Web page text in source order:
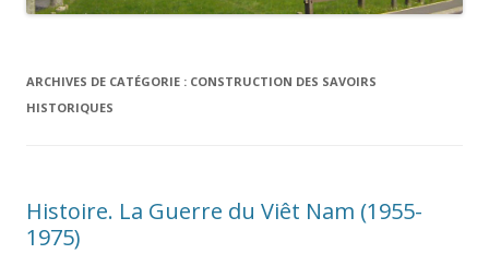
ARCHIVES DE CATÉGORIE : CONSTRUCTION DES SAVOIRS
HISTORIQUES
Histoire. La Guerre du Viêt Nam (1955-
1975)